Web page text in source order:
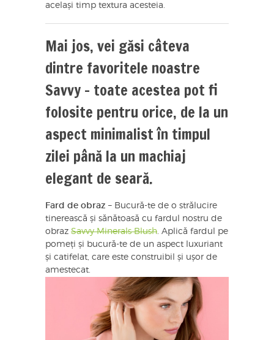
același timp textura acesteia.
Mai jos, vei găsi câteva
dintre favoritele noastre
Savvy – toate acestea pot fi
folosite pentru orice, de la un
aspect minimalist în timpul
zilei până la un machiaj
elegant de seară.
Fard de obraz – Bucură-te de o strălucire
tinerească și sănătoasă cu fardul nostru de
obraz Savvy Minerals Blush . Aplică fardul pe
pomeți și bucură-te de un aspect luxuriant
și catifelat, care este construibil și ușor de
amestecat.